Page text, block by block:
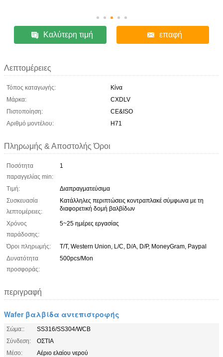
Καλύτερη τιμή επαφή
Λεπτομέρειες
Τόπος καταγωγής:
Κίνα
Μάρκα:
CXDLV
Πιστοποίηση:
CE&ISO
Αριθμό μοντέλου:
H71
Πληρωμής & Αποστολής Όροι
Ποσότητα
παραγγελίας min:
1
Τιμή:
Διαπραγματεύσιμα
Συσκευασία
λεπτομέρειες:
Κατάλληλες περιπτώσεις κοντραπλακέ σύμφωνα με τη
διαφορετική δομή βαλβίδων
Χρόνος
παράδοσης:
5~25 ημέρες εργασίας
Όροι πληρωμής:
T/T, Western Union, L/C, D/A, D/P, MoneyGram, Paypal
Δυνατότητα
προσφοράς:
500pcs/Mon
περιγραφή
Wafer βαλβίδα αντεπιστροφής
Σώμα::
SS316/SS304/WCB
Σύνδεση:
ΟΣΤΙΑ
Μέσο:
Αέριο ελαίου νερού